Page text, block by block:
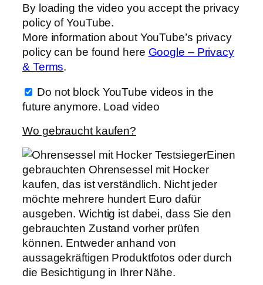
By loading the video you accept the privacy
policy of YouTube.
More information about YouTube’s privacy
policy can be found here Google – Privacy
& Terms.
Do not block YouTube videos in the
future anymore. Load video
Wo gebraucht kaufen?
Einen
gebrauchten Ohrensessel mit Hocker
kaufen, das ist verständlich. Nicht jeder
möchte mehrere hundert Euro dafür
ausgeben. Wichtig ist dabei, dass Sie den
gebrauchten Zustand vorher prüfen
können. Entweder anhand von
aussagekräftigen Produktfotos oder durch
die Besichtigung in Ihrer Nähe.